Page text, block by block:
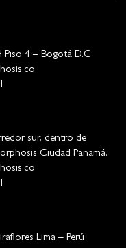
Piso 4 – Bogotá D.C
sur, dentro de
Ciudad Panamá.
Lima – Perú